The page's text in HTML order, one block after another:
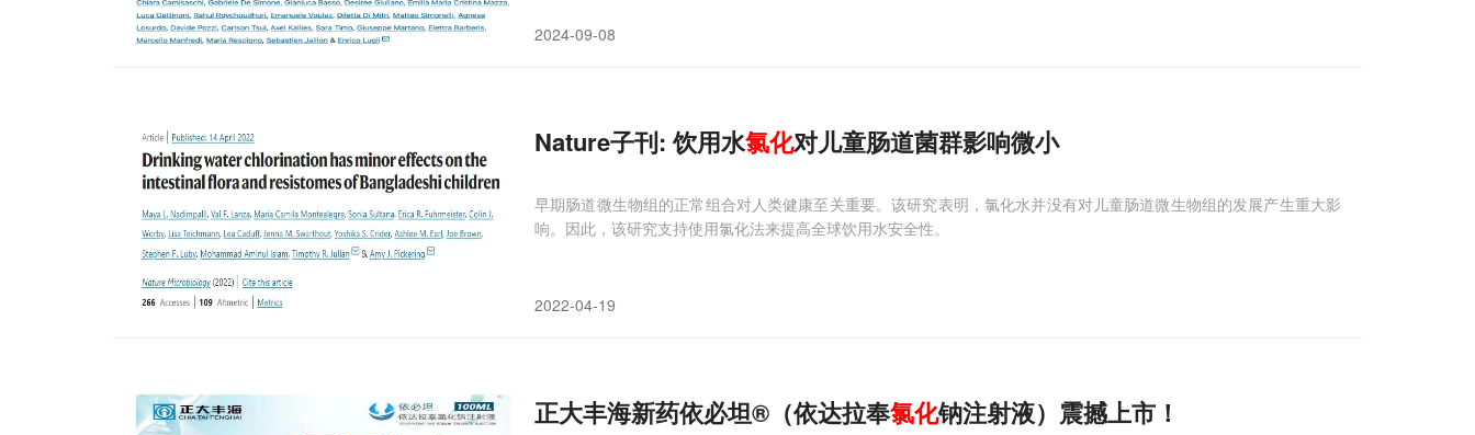
2024-09-08
Nature子刊: 饮用水氯化对儿童肠道菌群影响微小
早期肠道微生物组的正常组合对人类健康至关重要。该研究表明，氯化水并没有对儿童肠道微生物组的发展产生重大影
响。因此，该研究支持使用氯化法来提高全球饮用水安全性。
2022-04-19
正大丰海新药依必坦®（依达拉奉氯化钠注射液）震撼上市！